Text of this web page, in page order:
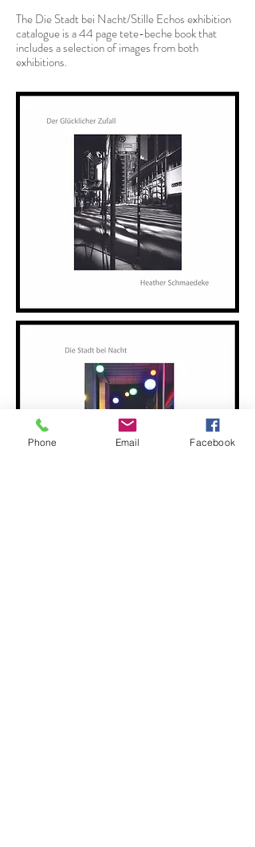
The Die Stadt bei Nacht/Stille Echos exhibition
catalogue is a 44 page tete-beche book that
includes a selection of images from both
exhibitions.
Phone Email Facebook